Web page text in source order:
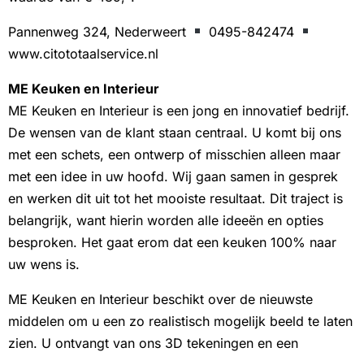
Pannenweg 324, Nederweert
0495-842474
www.citototaalservice.nl
ME Keuken en Interieur
ME Keuken en Interieur is een jong en innovatief bedrijf.
De wensen van de klant staan centraal. U komt bij ons
met een schets, een ontwerp of misschien alleen maar
met een idee in uw hoofd. Wij gaan samen in gesprek
en werken dit uit tot het mooiste resultaat. Dit traject is
belangrijk, want hierin worden alle ideeën en opties
besproken. Het gaat erom dat een keuken 100% naar
uw wens is.
ME Keuken en Interieur beschikt over de nieuwste
middelen om u een zo realistisch mogelijk beeld te laten
zien. U ontvangt van ons 3D tekeningen en een